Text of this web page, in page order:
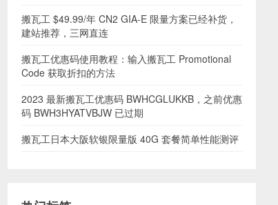
搬瓦工 $49.99/年 CN2 GIA-E 限量方案已经补货，
建站推荐，三网直连
搬瓦工优惠码使用教程：输入搬瓦工 Promotional
Code 获取折扣的方法
2023 最新搬瓦工优惠码 BWHCGLUKKB，之前优惠
码 BWH3HYATVBJW 已过期
搬瓦工日本大阪软银限量版 40G 套餐简单性能测评